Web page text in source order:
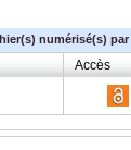
numérisé(s)
Accès